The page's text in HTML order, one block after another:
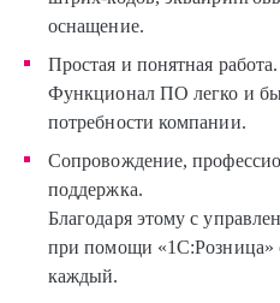
оснащение.
Простая и понятная работа.
Функционал ПО легко и
потребности компании.
Сопровождение,
поддержка.
Благодаря этому с
при помощи «1С:Розница»
каждый.